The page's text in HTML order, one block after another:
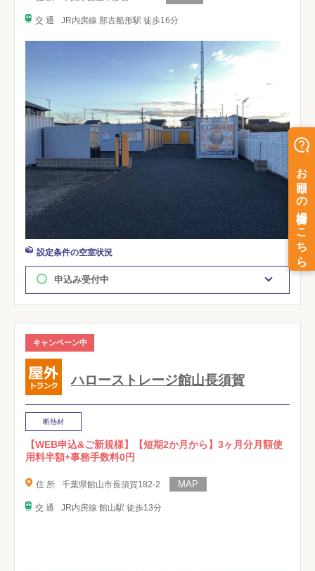
交 通 JR内房線 那古船形駅 徒歩16分
設定条件の空室状況
申込み受付中
キャンペーン中
ハローストレージ館山長須賀
断熱材
【WEB申込&ご新規様】【短期2か月から】3ヶ月分月額使
用料半額+事務手数料0円
住 所 千葉県館山市長須賀182-2
交 通 JR内房線 館山駅 徒歩13分